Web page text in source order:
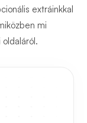
extráinkkal
mi